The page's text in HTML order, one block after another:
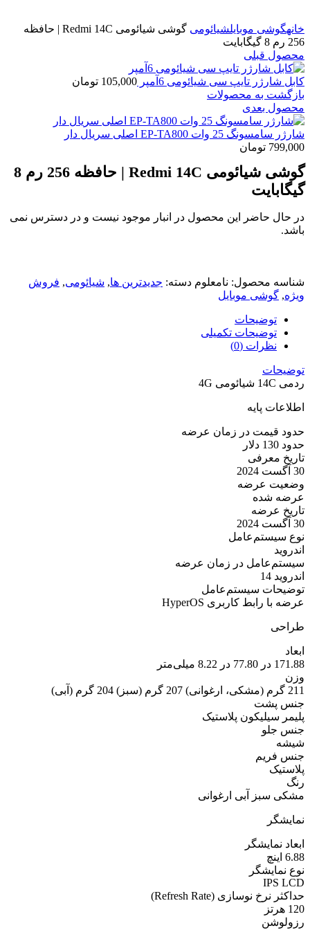
خانهگوشی موبایلشیائومی
گوشی شیائومی Redmi 14C | حافظه
256 رم 8 گیگابایت
محصول قبلی
کابل شارژر تایپ سی شیائومی 6آمپر 105,000 تومان
بازگشت به محصولات
محصول بعدی
شارژر سامسونگ 25 وات EP-TA800 اصلی سریال دار
799,000 تومان
گوشی شیائومی Redmi 14C | حافظه 256 رم 8
گیگابایت
در حال حاضر این محصول در انبار موجود نیست و در دسترس نمی
باشد.
شناسه محصول: نامعلوم دسته: جدیدترین ها, شیائومی, فروش
ویژه, گوشی موبایل
توضیحات
توضیحات تکمیلی
نظرات (0)
توضیحات
ردمی 14C شیائومی 4G
اطلاعات پایه
حدود قیمت در زمان عرضه
حدود 130 دلار
تاریخ معرفی
30 آگست 2024
وضعیت عرضه
عرضه شده
تاریخ عرضه
30 آگست 2024
نوع سیستم‌عامل
اندروید
سیستم‌عامل در زمان عرضه
اندروید 14
توضیحات سیستم‌عامل
عرضه با رابط کاربری HyperOS
طراحی
ابعاد
171.88 در 77.80 در 8.22 میلی‌متر
وزن
211 گرم (مشکی، ارغوانی) 207 گرم (سبز) 204 گرم (آبی)
جنس پشت
پلیمر سیلیکون پلاستیک
جنس جلو
شیشه
جنس فریم
پلاستیک
رنگ
مشکی سبز آبی ارغوانی
نمایشگر
ابعاد نمایشگر
6.88 اینچ
نوع نمایشگر
IPS LCD
حداکثر نرخ نوسازی (Refresh Rate)
120 هرتز
رزولوشن